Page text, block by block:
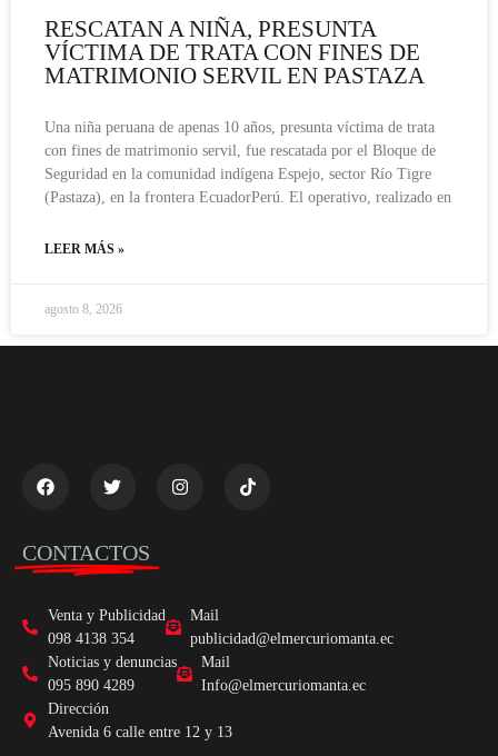
RESCATAN A NIÑA, PRESUNTA
VÍCTIMA DE TRATA CON FINES DE
MATRIMONIO SERVIL EN PASTAZA
Una niña peruana de apenas 10 años, presunta víctima de trata
con fines de matrimonio servil, fue rescatada por el Bloque de
Seguridad en la comunidad indígena Espejo, sector Río Tigre
(Pastaza), en la frontera EcuadorPerú. El operativo, realizado en
LEER MÁS »
agosto 8, 2026
CONTACTOS
Venta y Publicidad
098 4138 354
Mail
publicidad@elmercuriomanta.ec
Noticias y denuncias
095 890 4289
Mail
Info@elmercuriomanta.ec
Dirección
Avenida 6 calle entre 12 y 13